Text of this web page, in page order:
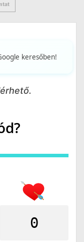
keresőben!
0